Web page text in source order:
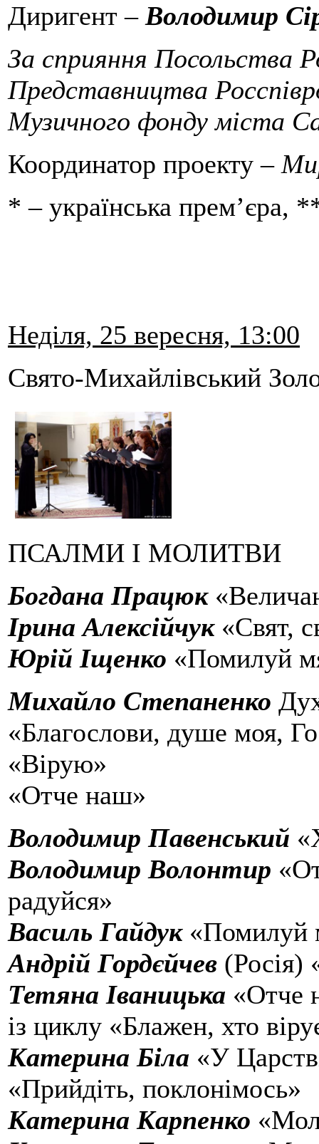
Диригент – Володимир
За сприяння Посольства
Представництва
Музичного фонду міста
Координатор проекту –
* – українська прем’єра,
Неділя, 25 вересня, 13:00
Свято-Михайлівський
ПСАЛМИ І МОЛИТВИ
Богдана Працюк
Ірина Алексійчук«Свят,
Юрій Іщенко «Помилуй
Михайло Степаненко
«Благослови, душе моя,
«Вірую»
«Отче наш»
Володимир Павенський
Володимир Волонтир
радуйся»
Василь Гайдук«Помилуй
Андрій Гордєйчев (Росія)
Тетяна Іваницька «Отче
із циклу «Блажен, хто
Катерина Біла «У
«Прийдіть, поклонімось»
Катерина Карпенко